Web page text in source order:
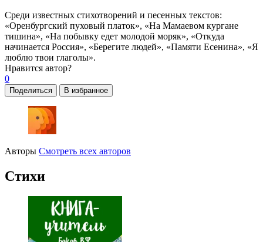
Среди известных стихотворений и песенных текстов:
«Оренбургский пуховый платок», «На Мамаевом кургане
тишина», «На побывку едет молодой моряк», «Откуда
начинается Россия», «Берегите людей», «Памяти Есенина», «Я
люблю твои глаголы».
Нравится автор?
0
Поделиться В избранное
Авторы Смотреть всех авторов
Стихи